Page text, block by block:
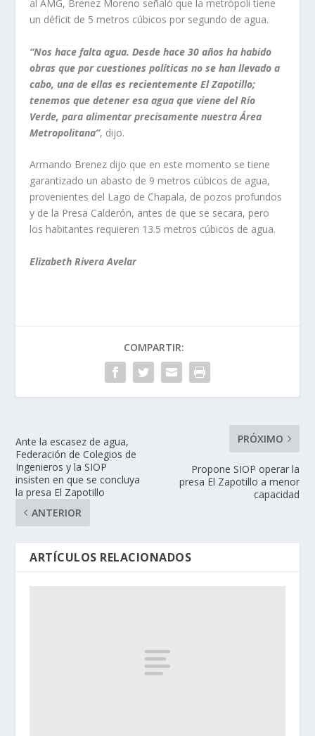
al AMG, Brenez Moreno señaló que la metrópoli tiene
un déficit de 5 metros cúbicos por segundo de agua.
“Nos hace falta agua. Desde hace 30 años ha habido
obras que por cuestiones políticas no se han llevado a
cabo, una de ellas es recientemente El Zapotillo;
tenemos que detener esa agua que viene del Río
Verde, para alimentar precisamente nuestra Área
Metropolitana”, dijo.
Armando Brenez dijo que en este momento se tiene
garantizado un abasto de 9 metros cúbicos de agua,
provenientes del Lago de Chapala, de pozos profundos
y de la Presa Calderón, antes de que se secara, pero
los habitantes requieren 13.5 metros cúbicos de agua.
Elizabeth Rivera Avelar
COMPARTIR:
Ante la escasez de agua,
Federación de Colegios de
Ingenieros y la SIOP
insisten en que se concluya
la presa El Zapotillo
ANTERIOR
PRÓXIMO
Propone SIOP operar la
presa El Zapotillo a menor
capacidad
ARTÍCULOS RELACIONADOS